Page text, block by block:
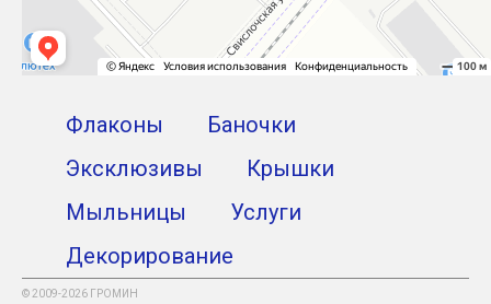
Флаконы
Баночки
Эксклюзивы
Крышки
Мыльницы
Услуги
Декорирование
© 2009-2026 ГРОМИН